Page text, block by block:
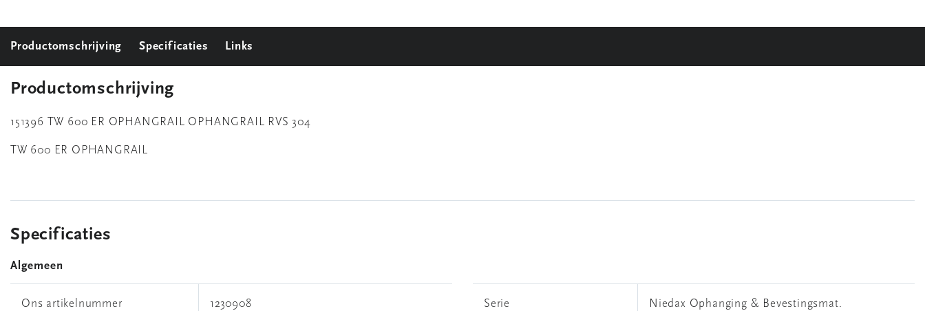
Productomschrijving Specificaties Links
Productomschrijving
151396 TW 600 ER OPHANGRAIL OPHANGRAIL RVS 304
TW 600 ER OPHANGRAIL
Specificaties
Algemeen
Ons artikelnummer 1230908 Serie Niedax Ophanging & Bevestingsmat.